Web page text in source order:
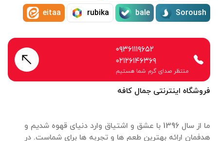
فروشگاه اینترنتی جمال کافه
ما از سال 1396 با عشق و اشتیاق وارد دنیای قهوه شدیم و
هدفمان ارائه بهترین طعم ها و تجربه ها برای شماست. در
Soroush
bale
rubika
eitaa
۰۹۳۶۱۱۱۹۶۵۲
۰۲۱۲۶۱۴۶۳۶۹
منتظر صدای گرم شما هستیم